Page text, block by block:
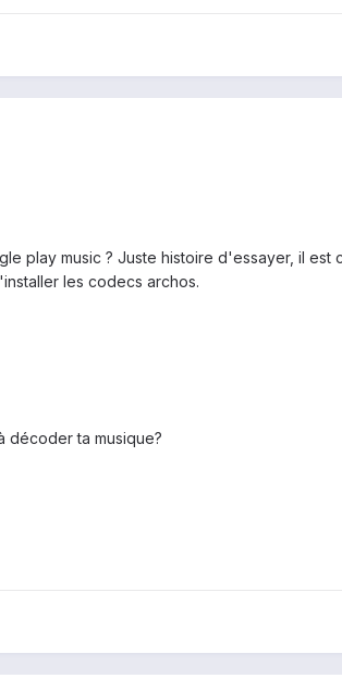
play music ? Juste histoire d'essayer, il est
les codecs archos.
décoder ta musique?